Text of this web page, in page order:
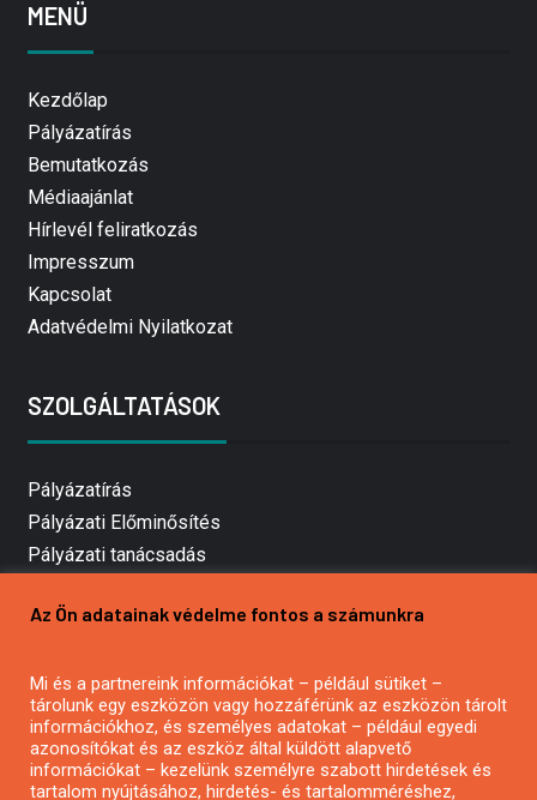
MENÜ
Kezdőlap
Pályázatírás
Bemutatkozás
Médiaajánlat
Hírlevél feliratkozás
Impresszum
Kapcsolat
Adatvédelmi Nyilatkozat
SZOLGÁLTATÁSOK
Pályázatírás
Pályázati Előminősítés
Pályázati tanácsadás
Mezőgazdasági pályázatírás
Pályázatírás civil szervezeteknek
Pályázatírás önkormányzatoknak
Pályázatfigyelés
Specifikus pályázatfigyelés vagy hírlevél
Az Ön adatainak védelme fontos a számunkra
Mi és a partnereink információkat – például sütiket –
tárolunk egy eszközön vagy hozzáférünk az eszközön tárolt
információkhoz, és személyes adatokat – például egyedi
azonosítókat és az eszköz által küldött alapvető
információkat – kezelünk személyre szabott hirdetések és
tartalom nyújtásához, hirdetés- és tartalomméréshez,